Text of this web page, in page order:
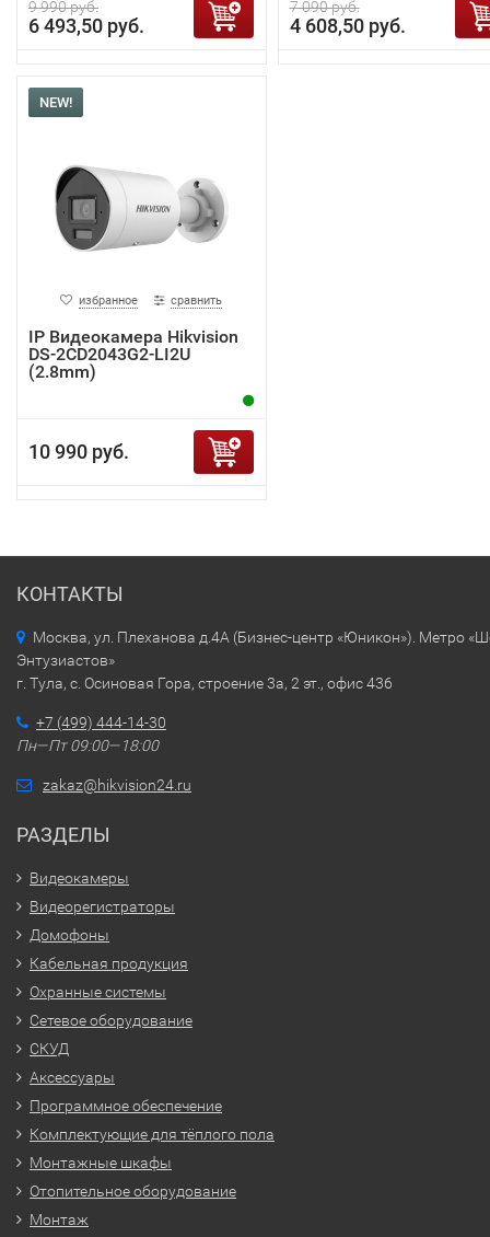
9 990 руб.
6 493,50 руб.
7 090 руб.
4 608,50 руб.
NEW!
избранное сравнить
IP Видеокамера Hikvision
DS-2CD2043G2-LI2U
(2.8mm)
10 990 руб.
КОНТАКТЫ
Москва, ул. Плеханова д.4А (Бизнес-центр «Юникон»). Метро
Энтузиастов»
г. Тула, с. Осиновая Гора, строение 3а, 2 эт., офис 436
+7 (499) 444-14-30
Пн—Пт 09:00—18:00
zakaz@hikvision24.ru
РАЗДЕЛЫ
Видеокамеры
Видеорегистраторы
Домофоны
Кабельная продукция
Охранные системы
Сетевое оборудование
СКУД
Аксессуары
Программное обеспечение
Комплектующие для тёплого пола
Монтажные шкафы
Отопительное оборудование
Монтаж